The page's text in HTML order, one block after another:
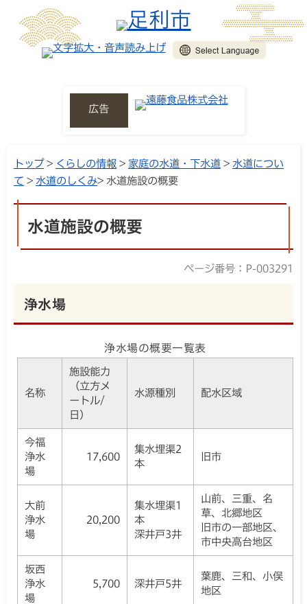
広告
トップ> くらしの情報 > 家庭の水道・下水道 > 水道につい
て > 水道のしくみ> 水道施設の概要
水道施設の概要
ページ番号：P-003291
浄水場
浄水場の概要一覧表
名称
施設能力
（立方メ
ートル/
日）
水源種別 配水区域
今福
浄水
場
17,600
集水埋渠2
本
旧市
大前
浄水
場
20,200
集水埋渠1
本
深井戸3井
山前、三重、名
草、北郷地区
旧市の一部地区、
市中央高台地区
坂西
浄水
場
5,700 深井戸5井
葉鹿、三和、小俣
地区